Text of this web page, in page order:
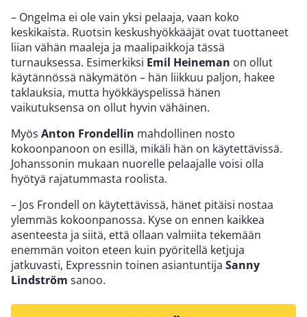
– Ongelma ei ole vain yksi pelaaja, vaan koko
keskikaista. Ruotsin keskushyökkääjät ovat tuottaneet
liian vähän maaleja ja maalipaikkoja tässä
turnauksessa. Esimerkiksi Emil Heineman on ollut
käytännössä näkymätön – hän liikkuu paljon, hakee
taklauksia, mutta hyökkäyspelissä hänen
vaikutuksensa on ollut hyvin vähäinen.
Myös Anton Frondellin mahdollinen nosto
kokoonpanoon on esillä, mikäli hän on käytettävissä.
Johanssonin mukaan nuorelle pelaajalle voisi olla
hyötyä rajatummasta roolista.
– Jos Frondell on käytettävissä, hänet pitäisi nostaa
ylemmäs kokoonpanossa. Kyse on ennen kaikkea
asenteesta ja siitä, että ollaan valmiita tekemään
enemmän voiton eteen kuin pyöritellä ketjuja
jatkuvasti, Expressnin toinen asiantuntija Sanny
Lindström sanoo.